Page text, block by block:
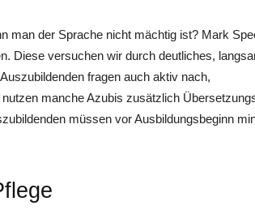
man der Sprache nicht mächtig ist? Mark
Diese versuchen wir durch deutliches,
fragen auch aktiv nach,
manche Azubis zusätzlich
müssen vor Ausbildungsbeginn